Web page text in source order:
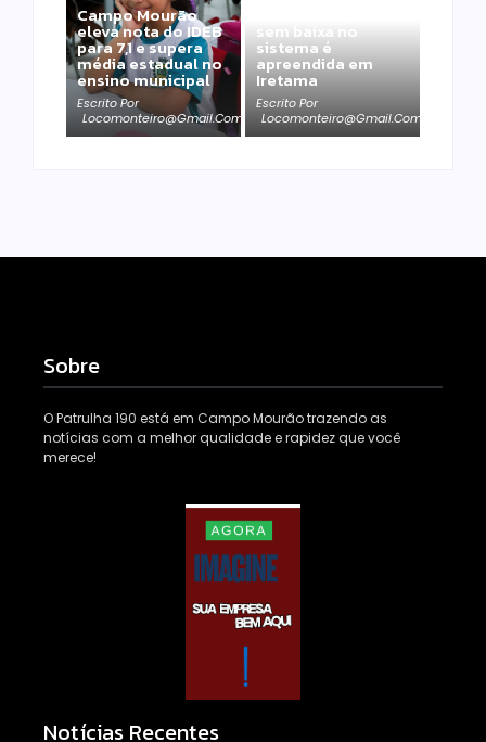
Campo Mourão
eleva nota do IDEB
para 7,1 e supera
média estadual no
ensino municipal
Escrito Por
Locomonteiro@gmail.com
sem baixa no
sistema é
apreendida em
Iretama
Escrito Por
Locomonteiro@gmail.com
Sobre
O Patrulha 190 está em Campo Mourão trazendo as
notícias com a melhor qualidade e rapidez que você
merece!
Notícias Recentes